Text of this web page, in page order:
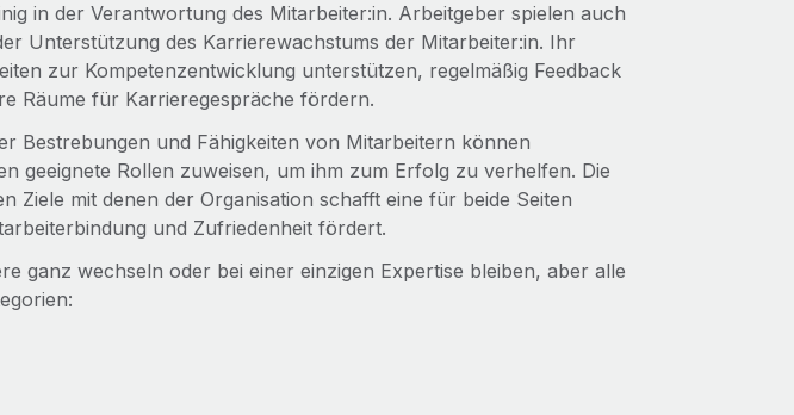
in der Verantwortung des Mitarbeiter:in. Arbeitgeber spielen auch
Unterstützung des Karrierewachstums der Mitarbeiter:in. Ihr
zur Kompetenzentwicklung unterstützen, regelmäßig Feedback
Räume für Karrieregespräche fördern.
Bestrebungen und Fähigkeiten von Mitarbeitern können
geeignete Rollen zuweisen, um ihm zum Erfolg zu verhelfen. Die
Ziele mit denen der Organisation schafft eine für beide Seiten
und Zufriedenheit fördert.
ganz wechseln oder bei einer einzigen Expertise bleiben, aber alle